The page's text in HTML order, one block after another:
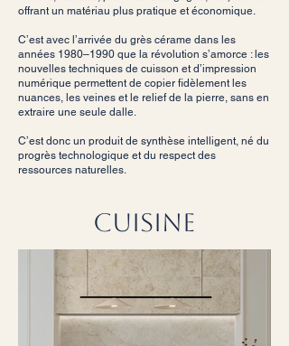
offrant un matériau plus pratique et économique.
C’est avec l’arrivée du grès cérame dans les
années 1980–1990 que la révolution s’amorce : les
nouvelles techniques de cuisson et d’impression
numérique permettent de copier fidèlement les
nuances, les veines et le relief de la pierre, sans en
extraire une seule dalle.
C’est donc un produit de synthèse intelligent, né du
progrès technologique et du respect des
ressources naturelles.
cuisine